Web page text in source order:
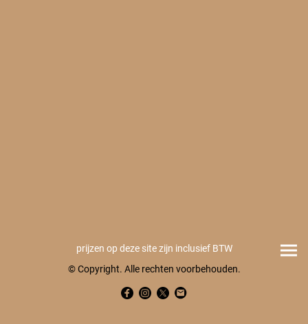
prijzen op deze site zijn inclusief BTW
© Copyright. Alle rechten voorbehouden.